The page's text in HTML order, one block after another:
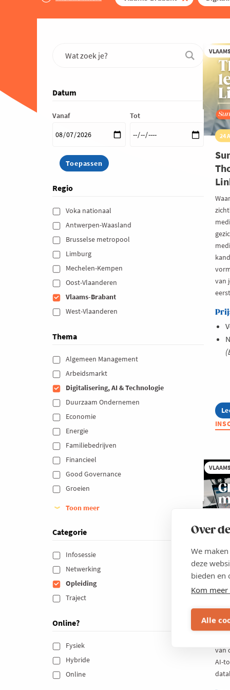
Over
We
deze
bieden en
Kom
Alle
Datum
Vanaf Tot
Regio
Voka nationaal
Antwerpen-Waasland
Brusselse metropool
Limburg
Mechelen-Kempen
Oost-Vlaanderen
Vlaams-Brabant
West-Vlaanderen
Thema
Algemeen Management
Arbeidsmarkt
Digitalisering, AI & Technologie
Duurzaam Ondernemen
Economie
Energie
Familiebedrijven
Financieel
Good Governance
Groeien
Toon meer
Categorie
Infosessie
Netwerking
Opleiding
Traject
Online?
Fysiek
Hybride
Online
24
van
6
van
AI-